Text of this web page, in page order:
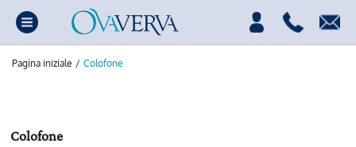
Pagina iniziale / Colofone
Colofone